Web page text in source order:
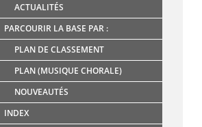
ACTUALITÉS
PARCOURIR LA BASE PAR :
PLAN DE CLASSEMENT
PLAN (MUSIQUE CHORALE)
NOUVEAUTÉS
INDEX